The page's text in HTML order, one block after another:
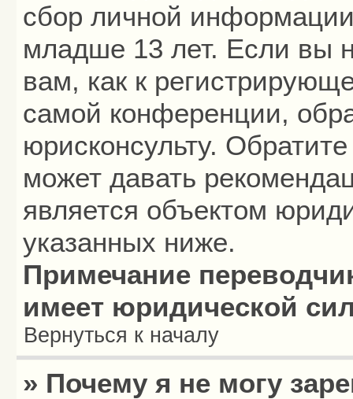
сбор личной
младше 13 лет. Если вы
вам, как к
самой конференции,
юрисконсульту.
может давать
является объектом
указанных ниже.
Примечание
имеет юридической
Вернуться к началу
» Почему я не могу